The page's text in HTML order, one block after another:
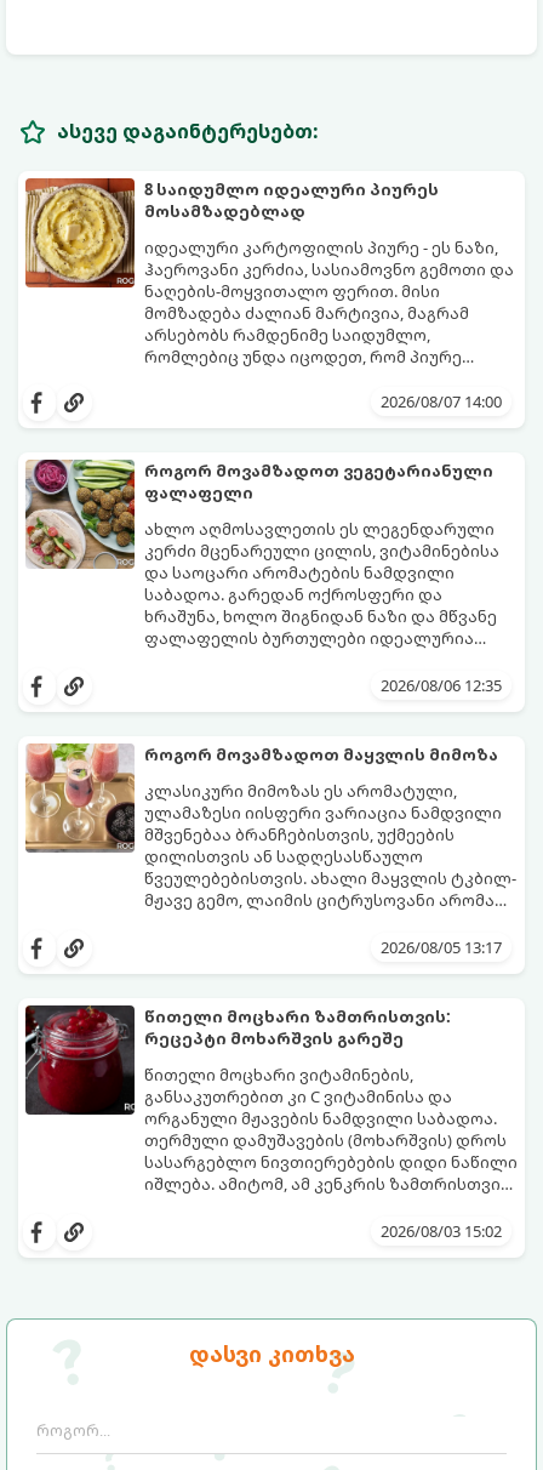
დასვი კითხვა
ასევე დაგაინტერესებთ:
8 საიდუმლო იდეალური პიურეს
მოსამზადებლად
იდეალური კარტოფილის პიურე - ეს ნაზი,
ჰაეროვანი კერძია, სასიამოვნო გემოთი და
ნაღების-მოყვითალო ფერით. მისი
მომზადება ძალიან მარტივია, მაგრამ
არსებობს რამდენიმე საიდუმლო,
რომლებიც უნდა იცოდეთ, რომ პიურე
2026/08/07 14:00
როგორ მოვამზადოთ ვეგეტარიანული
ფალაფელი
ახლო აღმოსავლეთის ეს ლეგენდარული
კერძი მცენარეული ცილის, ვიტამინებისა
და საოცარი არომატების ნამდვილი
საბადოა. გარედან ოქროსფერი და
ხრაშუნა, ხოლო შიგნიდან ნაზი და მწვანე
ფალაფელის ბურთულები იდეალურია
სალათებთან ერთად ან ტახინის (სესამის)
მდგომარეობს, რომ გამოიყენება
შეწვისას ფორმა იდეალურად შეინარჩუნოს
და არ დაიშალოს.
მომზადების დრო: 20 წუთი (დამატებით
მუხუდოს ჩალბობის დრო: 12-24 საათი)
შეწვის დრო: 10–15 წუთი ულუფა: 20–24 ცალი
ბურთულა (4–6 პორცია)
2026/08/06 12:35
როგორ მოვამზადოთ მაყვლის მიმოზა
კლასიკური მიმოზას ეს არომატული,
ულამაზესი იისფერი ვარიაცია ნამდვილი
მშვენებაა ბრანჩებისთვის, უქმეების
დილისთვის ან სადღესასწაულო
წვეულებებისთვის. ახალი მაყვლის ტკბილ-
მჟავე გემო, ლაიმის ციტრუსოვანი არომატი
საოცრად დახვეწილ და მაგრილებელ
და მის მომზადებას მინიმალური
პორცია
2026/08/05 13:17
წითელი მოცხარი ზამთრისთვის:
რეცეპტი მოხარშვის გარეშე
წითელი მოცხარი ვიტამინების,
განსაკუთრებით კი C ვიტამინისა და
ორგანული მჟავების ნამდვილი საბადოა.
თერმული დამუშავების (მოხარშვის) დროს
სასარგებლო ნივთიერებების დიდი ნაწილი
იშლება. ამიტომ, ამ კენკრის ზამთრისთვის
მომზადებაა - მოხარშვის გარეშე.
ბუნებრივ, კაშკაშა გემოს, არომატს და
2026/08/03 15:02